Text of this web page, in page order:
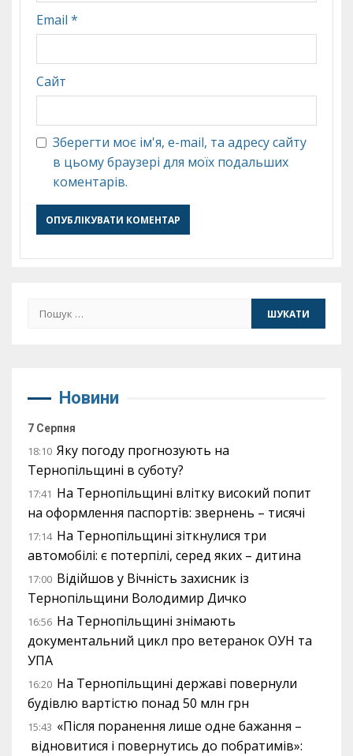
Email *
Сайт
Зберегти моє ім'я, e-mail, та адресу сайту
в цьому браузері для моїх подальших
коментарів.
Пошук:
Новини
7 Серпня
18:10 Яку погоду прогнозують на
Тернопільщині в суботу?
17:41 На Тернопільщині влітку високий попит
на оформлення паспортів: звернень – тисячі
17:14 На Тернопільщині зіткнулися три
автомобілі: є потерпілі, серед яких – дитина
17:00 Відійшов у Вічність захисник із
Тернопільщини Володимир Дичко
16:56 На Тернопільщині знімають
документальний цикл про ветеранок ОУН та
УПА
16:20 На Тернопільщині державі повернули
будівлю вартістю понад 50 млн грн
15:43 «Після поранення лише одне бажання –
відновитися і повернутись до побратимів»: